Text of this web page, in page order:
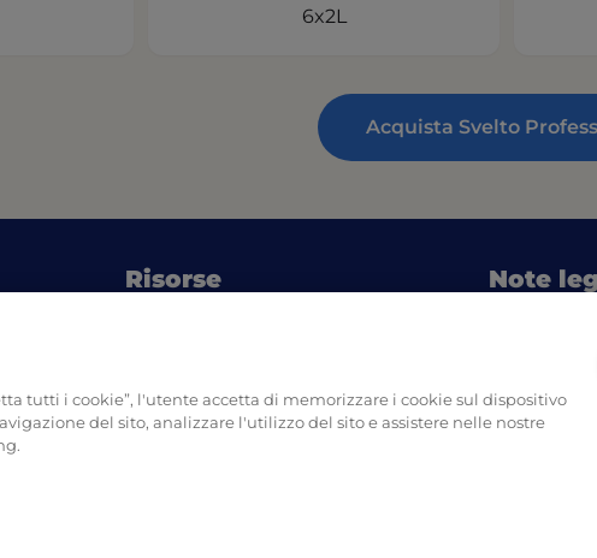
6x2L
Acquista Svelto
Risorse
Smaltimento imballi(opens in a new tab)
Note
tutti i cookie”, l'utente accetta di memorizzare i cookie sul dispositivo
del sito, analizzare l'utilizzo del sito e assistere nelle nostre